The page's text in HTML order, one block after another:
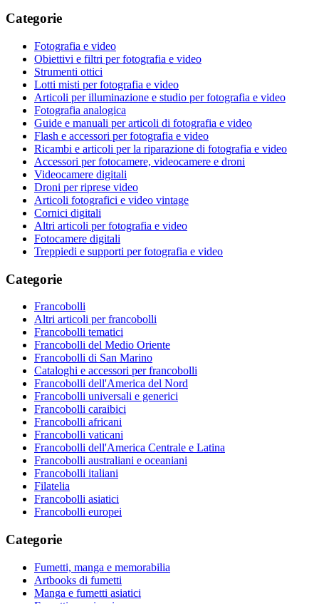
Categorie
Fotografia e video
Obiettivi e filtri per fotografia e video
Strumenti ottici
Lotti misti per fotografia e video
Articoli per illuminazione e studio per fotografia e video
Fotografia analogica
Guide e manuali per articoli di fotografia e video
Flash e accessori per fotografia e video
Ricambi e articoli per la riparazione di fotografia e video
Accessori per fotocamere, videocamere e droni
Videocamere digitali
Droni per riprese video
Articoli fotografici e video vintage
Cornici digitali
Altri articoli per fotografia e video
Fotocamere digitali
Treppiedi e supporti per fotografia e video
Categorie
Francobolli
Altri articoli per francobolli
Francobolli tematici
Francobolli del Medio Oriente
Francobolli di San Marino
Cataloghi e accessori per francobolli
Francobolli dell'America del Nord
Francobolli universali e generici
Francobolli caraibici
Francobolli africani
Francobolli vaticani
Francobolli dell'America Centrale e Latina
Francobolli australiani e oceaniani
Francobolli italiani
Filatelia
Francobolli asiatici
Francobolli europei
Categorie
Fumetti, manga e memorabilia
Artbooks di fumetti
Manga e fumetti asiatici